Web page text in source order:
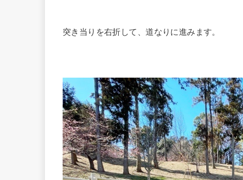
突き当りを右折して、道なりに進みます。